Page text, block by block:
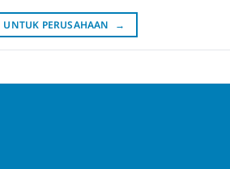
UNTUK PERUSAHAAN →